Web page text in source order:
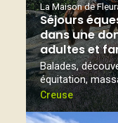
La Maison de
Séjours
dans une
adultes et
Balades,
équitation,
Creuse